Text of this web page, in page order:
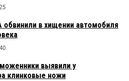
в хищении автомобиля
выявили у
клинковые ножи